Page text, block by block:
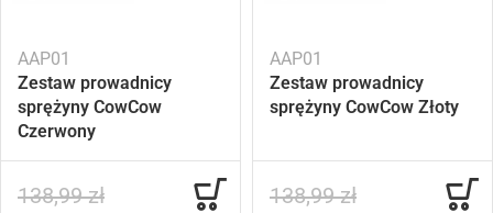
AAP01
Zestaw prowadnicy
sprężyny CowCow
Czerwony
138,99zł
AAP01
Zestaw prowadnicy
sprężyny CowCow Złoty
138,99zł